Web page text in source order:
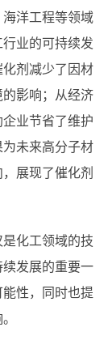
洋工程等领域
业的可持续发
剂减少了因材
影响；从经济
业节省了维护
未来高分子材
展现了催化剂
化工领域的技
发展的重要一
性，同时也提